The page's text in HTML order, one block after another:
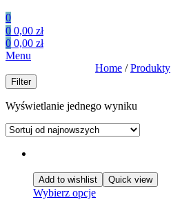
0
0 0,00 zł
0 0,00 zł
Menu
Home /Produkty
Filter
Wyświetlanie jednego wyniku
Add to wishlist Quick view
Wybierz opcje